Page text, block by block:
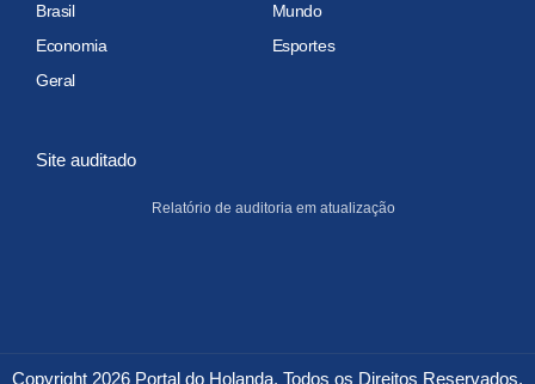
Brasil
Mundo
Economia
Esportes
Geral
Site auditado
Relatório de auditoria em atualização
Copyright 2026 Portal do Holanda. Todos os Direitos Reservados.